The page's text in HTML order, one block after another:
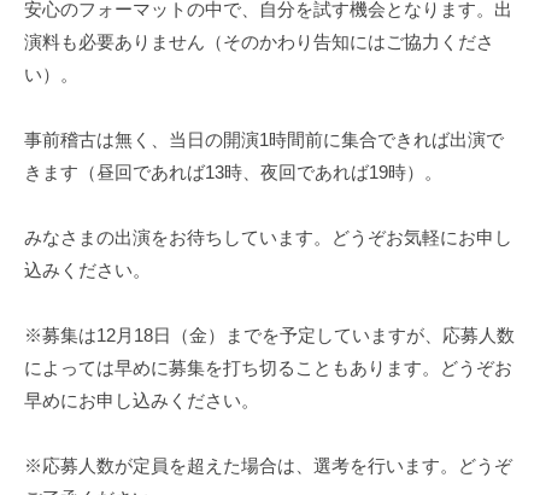
安心のフォーマットの中で、自分を試す機会となります。出
演料も必要ありません（そのかわり告知にはご協力くださ
い）。
事前稽古は無く、当日の開演1時間前に集合できれば出演で
きます（昼回であれば13時、夜回であれば19時）。
みなさまの出演をお待ちしています。どうぞお気軽にお申し
込みください。
※募集は12月18日（金）までを予定していますが、応募人数
によっては早めに募集を打ち切ることもあります。どうぞお
早めにお申し込みください。
※応募人数が定員を超えた場合は、選考を行います。どうぞ